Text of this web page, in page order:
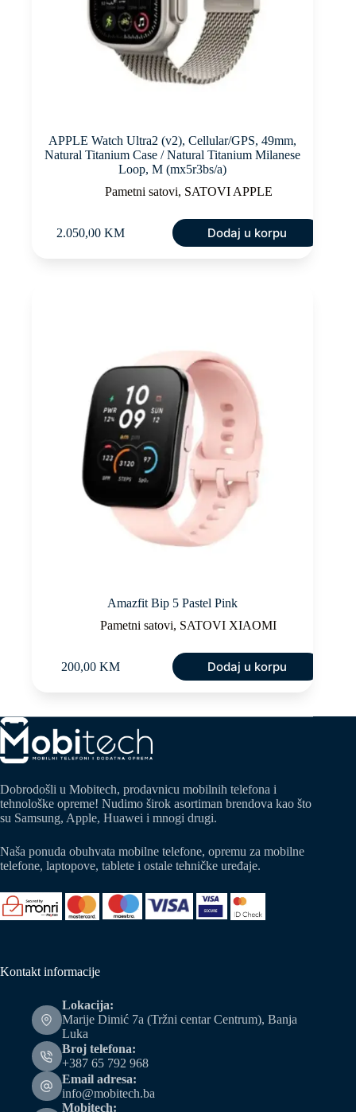
APPLE Watch Ultra2 (v2), Cellular/GPS, 49mm,
Natural Titanium Case / Natural Titanium Milanese
Loop, M (mx5r3bs/a)
Pametni satovi, SATOVI APPLE
2.050,00 KM Dodaj u korpu
Amazfit Bip 5 Pastel Pink
Pametni satovi, SATOVI XIAOMI
200,00 KM Dodaj u korpu
Dobrodošli u Mobitech, prodavnicu mobilnih telefona i
tehnološke opreme! Nudimo širok asortiman brendova kao što
su Samsung, Apple, Huawei i mnogi drugi.
Naša ponuda obuhvata mobilne telefone, opremu za mobilne
telefone, laptopove, tablete i ostale tehničke uređaje.
Kontakt informacije
Lokacija:
Marije Dimić 7a (Tržni centar Centrum), Banja
Luka
Broj telefona:
+387 65 792 968
Email adresa:
info@mobitech.ba
Mobitech: